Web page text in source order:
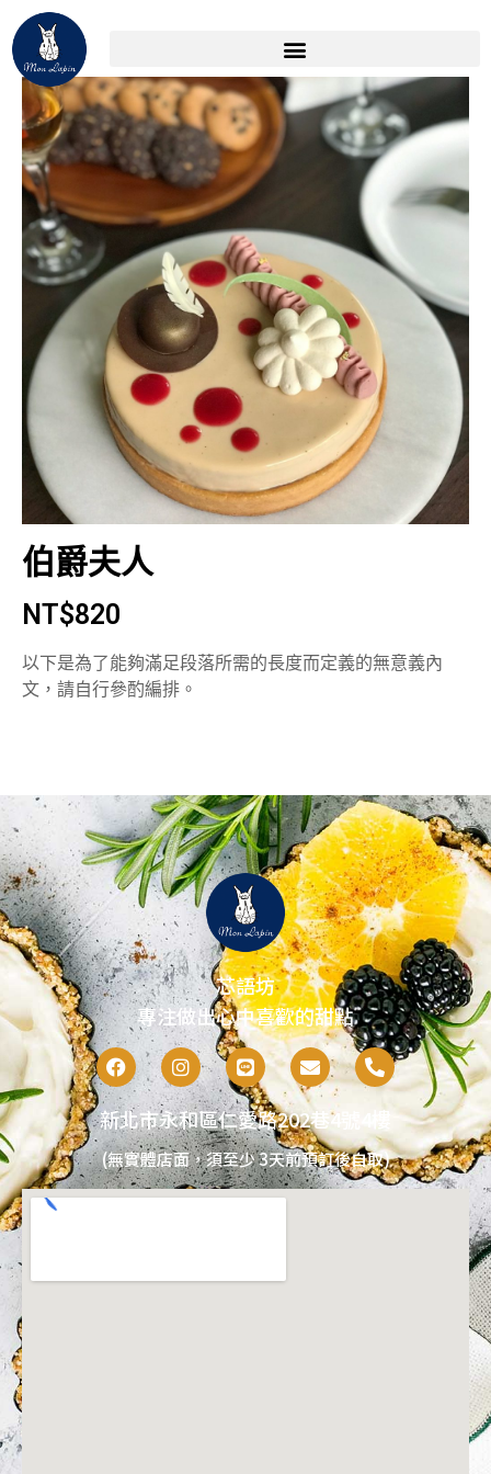
伯爵夫人
NT$820
以下是為了能夠滿足段落所需的長度而定義的無意義內
文，請自行參酌編排。
芯語坊
專注做出心中喜歡的甜點
新北市永和區仁愛路202巷4號4樓
(無實體店面，須至少 3天前預訂後自取)